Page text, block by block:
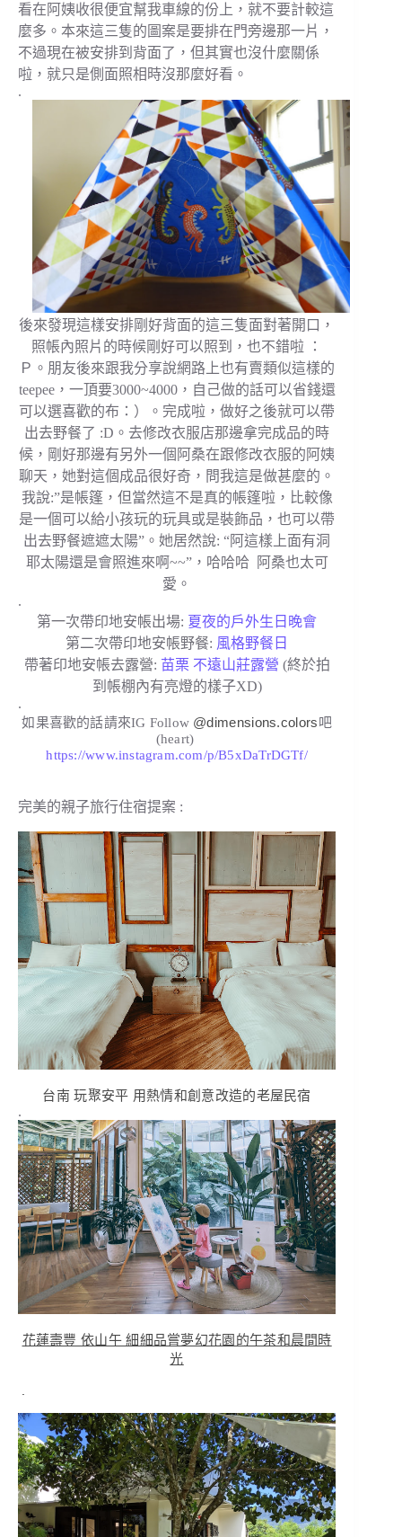
看在阿姨收很便宜幫我車線的份上，就不要計較這
麼多。本來這三隻的圖案是要排在門旁邊那一片，
不過現在被安排到背面了，但其實也沒什麼關係
啦，就只是側面照相時沒那麼好看。
.
後來發現這樣安排剛好背面的這三隻面對著開口，
照帳內照片的時候剛好可以照到，也不錯啦 ：
Ｐ。朋友後來跟我分享說網路上也有賣類似這樣的
teepee，一頂要3000~4000，自己做的話可以省錢還
可以選喜歡的布：）。完成啦，做好之後就可以帶
出去野餐了 :D。去修改衣服店那邊拿完成品的時
候，剛好那邊有另外一個阿桑在跟修改衣服的阿姨
聊天，她對這個成品很好奇，問我這是做甚麼的。
我說:”是帳篷，但當然這不是真的帳篷啦，比較像
是一個可以給小孩玩的玩具或是裝飾品，也可以帶
出去野餐遮遮太陽”。她居然說: “阿這樣上面有洞
耶太陽還是會照進來啊~~”，哈哈哈 阿桑也太可
愛。
.
第一次帶印地安帳出場: 夏夜的戶外生日晚會
第二次帶印地安帳野餐: 風格野餐日
帶著印地安帳去露營: 苗栗 不遠山莊露營 (終於拍
到帳棚內有亮燈的樣子XD)
.
如果喜歡的話請來IG Follow @dimensions.colors 吧
(heart)
https://www.instagram.com/p/B5xDaTrDGTf/
完美的親子旅行住宿提案 :
台南 玩聚安平 用熱情和創意改造的老屋民宿
.
花蓮壽豐 依山午 細細品嘗夢幻花園的午茶和晨間時
光
.